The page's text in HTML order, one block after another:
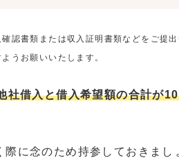
認書類または収入証明書類などをご提
うお願いいたします。
社借入と借入希望額の合計が
に念のため持参しておきまし